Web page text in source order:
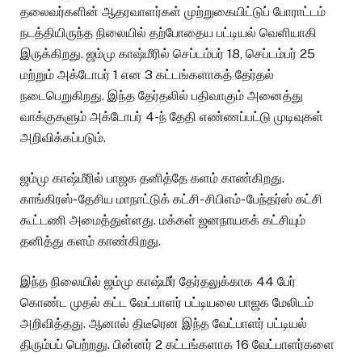
தலைவர்களின் ஆதரவாளர்கள் முற்றுகையிட்டுப் போராட்டம்
நடத்தியிருந்த நிலையில் தற்போதைய பட்டியல் வெளியாகி
இருக்கிறது. ஜம்மு காஷ்மீரில் செப்டம்பர் 18, செப்டம்பர் 25
மற்றும் அக்டோபர் 1 என 3 கட்டங்களாகத் தேர்தல்
நடைபெறுகிறது. இந்த தேர்தலில் பதிவாகும் அனைத்து
வாக்குகளும் அக்டோபர் 4-ந் தேதி எண்ணப்பட்டு முடிவுகள்
அறிவிக்கப்படும்.
ஜம்மு காஷ்மீரில் பாஜக தனித்தே களம் காண்கிறது.
காங்கிரஸ்- தேசிய மாநாட்டுக் கட்சி- சிபிஎம்- பேந்தர்ஸ் கட்சி
கூட்டணி அமைத்துள்ளது. மக்கள் ஜனநாயகக் கட்சியும்
தனித்து களம் காண்கிறது.
இந்த நிலையில் ஜம்மு காஷ்மீர் தேர்தலுக்காக 44 பேர்
கொண்ட முதல் கட்ட வேட்பாளர் பட்டியலை பாஜக மேலிடம்
அறிவித்தது. ஆனால் திடீரென இந்த வேட்பாளர் பட்டியல்
திரும்பப் பெற்றது. பின்னர் 2 கட்டங்களாக 16 வேட்பாளர்களை